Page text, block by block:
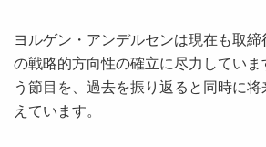
ヨルゲン・アンデルセンは現在も取
の戦略的方向性の確立に尽力してい
う節目を、過去を振り返ると同時に
えています。